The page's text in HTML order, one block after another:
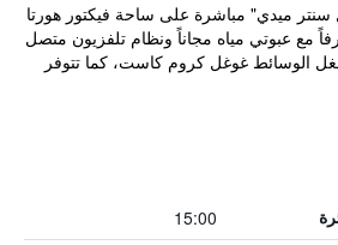
ميدي" مباشرة على ساحة فيكتور هورتا
مع عبوتي مياه مجاناً ونظام تلفزيون متصل
الوسائط غوغل كروم كاست، كما تتوفر
15:00